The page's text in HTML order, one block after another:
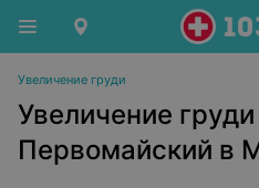
Увеличение груди
Увеличение
Первомайский в